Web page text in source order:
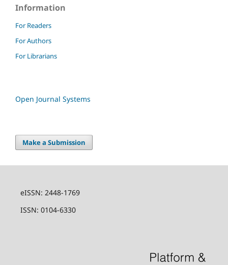
Information
For Readers
For Authors
For Librarians
Open Journal Systems
Make a Submission
eISSN: 2448-1769
ISSN: 0104-6330